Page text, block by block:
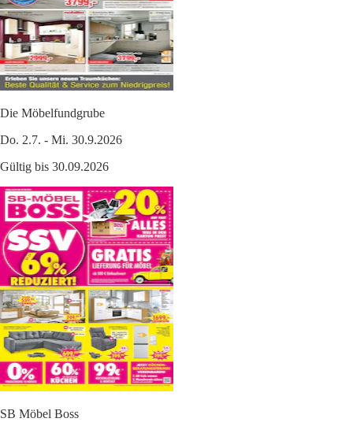
Die Möbelfundgrube
Do. 2.7. - Mi. 30.9.2026
Gültig bis 30.09.2026
SB Möbel Boss